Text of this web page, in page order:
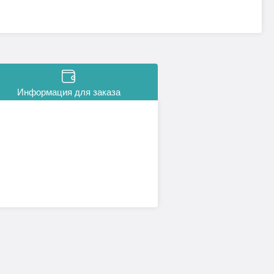
Информация для заказа